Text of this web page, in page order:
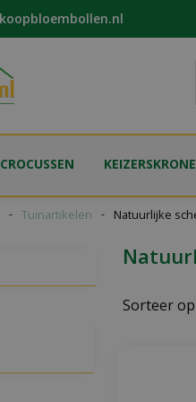
Tuinartikelen Natuurlijke
CROCUSSEN
Sorteer op